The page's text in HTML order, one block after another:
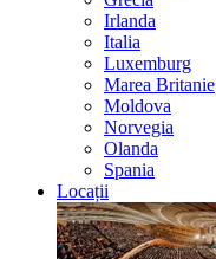
Irlanda
Italia
Luxemburg
Marea Britanie
Moldova
Norvegia
Olanda
Spania
Locații